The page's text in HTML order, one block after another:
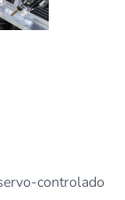
controlado